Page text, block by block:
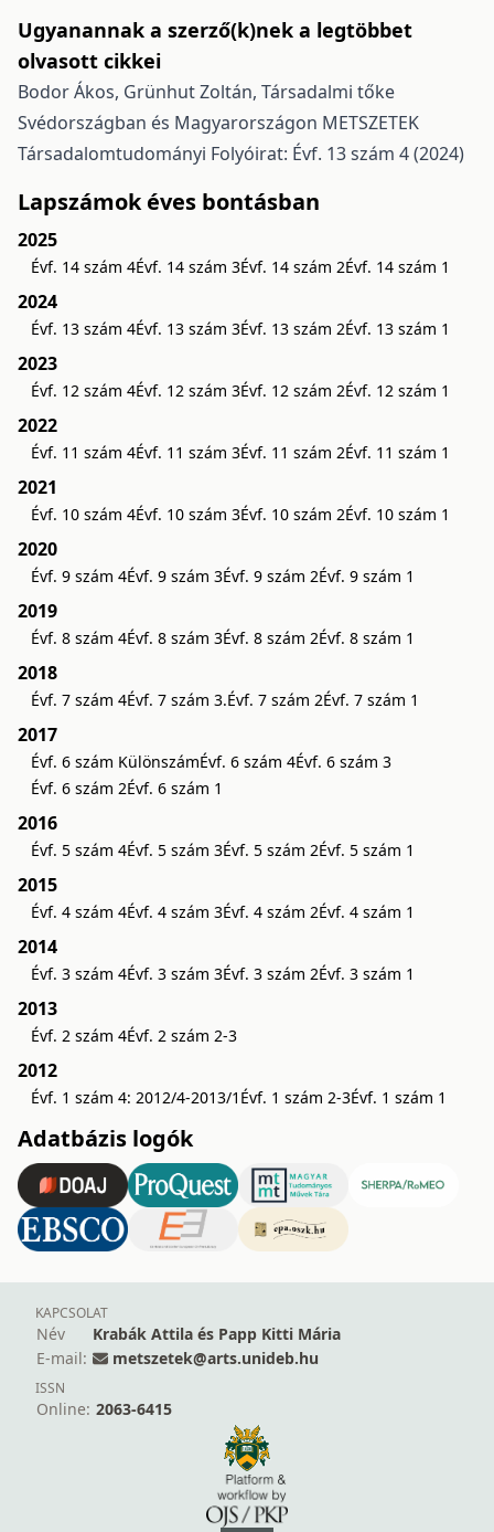
Ugyanannak a szerző(k)nek a legtöbbet
olvasott cikkei
Bodor Ákos, Grünhut Zoltán, Társadalmi tőke
Svédországban és Magyarországon METSZETEK
Társadalomtudományi Folyóirat: Évf. 13 szám 4 (2024)
Lapszámok éves bontásban
2025
Évf. 14 szám 4Évf. 14 szám 3Évf. 14 szám 2Évf. 14 szám 1
2024
Évf. 13 szám 4Évf. 13 szám 3Évf. 13 szám 2Évf. 13 szám 1
2023
Évf. 12 szám 4Évf. 12 szám 3Évf. 12 szám 2Évf. 12 szám 1
2022
Évf. 11 szám 4Évf. 11 szám 3Évf. 11 szám 2Évf. 11 szám 1
2021
Évf. 10 szám 4Évf. 10 szám 3Évf. 10 szám 2Évf. 10 szám 1
2020
Évf. 9 szám 4Évf. 9 szám 3Évf. 9 szám 2Évf. 9 szám 1
2019
Évf. 8 szám 4Évf. 8 szám 3Évf. 8 szám 2Évf. 8 szám 1
2018
Évf. 7 szám 4Évf. 7 szám 3.Évf. 7 szám 2Évf. 7 szám 1
2017
Évf. 6 szám KülönszámÉvf. 6 szám 4Évf. 6 szám 3
Évf. 6 szám 2Évf. 6 szám 1
2016
Évf. 5 szám 4Évf. 5 szám 3Évf. 5 szám 2Évf. 5 szám 1
2015
Évf. 4 szám 4Évf. 4 szám 3Évf. 4 szám 2Évf. 4 szám 1
2014
Évf. 3 szám 4Évf. 3 szám 3Évf. 3 szám 2Évf. 3 szám 1
2013
Évf. 2 szám 4Évf. 2 szám 2-3
2012
Évf. 1 szám 4: 2012/4-2013/1 Évf. 1 szám 2-3Évf. 1 szám 1
Adatbázis logók
KAPCSOLAT
Név
Krabák Attila és Papp Kitti Mária
E-mail:
metszetek@arts.unideb.hu
ISSN
Online: 2063-6415